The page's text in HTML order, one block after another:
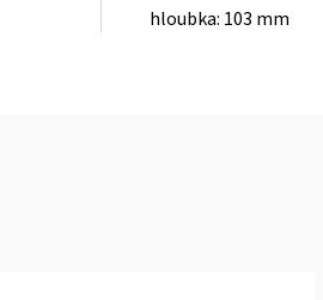
hloubka: 103 mm